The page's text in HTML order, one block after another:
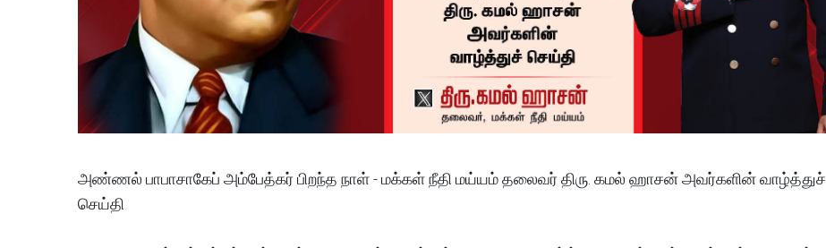
அண்ணல் பாபாசாகேப் அம்பேத்கர் பிறந்த நாள் - மக்கள் நீதி மய்யம் தலைவர் திரு. கமல் ஹாசன் அவர்களின் வாழ்த்துச்
செய்தி